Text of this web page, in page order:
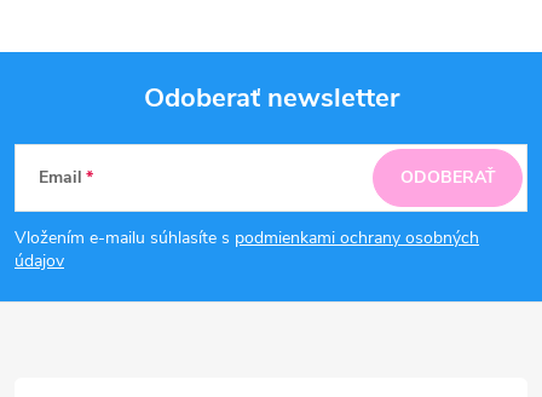
Z
á
p
Odoberať newsletter
Email
Vložením e-mailu súhlasíte s podmienkami ochrany osobných
údajov
ODOBERAŤ